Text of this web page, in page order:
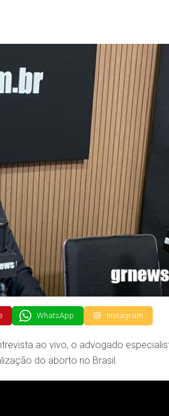
WhatsApp Instagram
ao vivo, o advogado
do aborto no Brasil.